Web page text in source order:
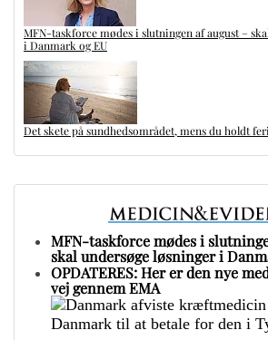
MFN-taskforce mødes i slutningen af august –
i Danmark og EU
Det skete på sundhedsområdet, mens du holdt
MFN-taskforce mødes i
skal undersøge løsninger i
OPDATERES: Her er den nye
vej gennem EMA